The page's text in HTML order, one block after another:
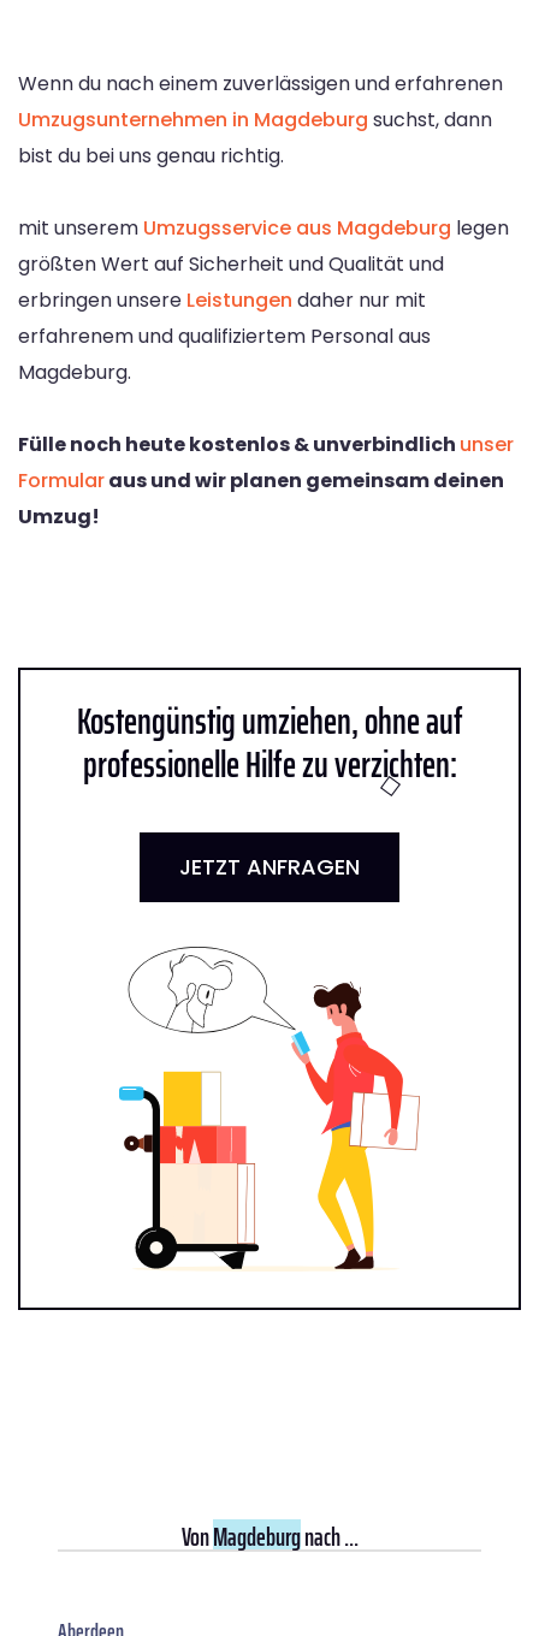
Wenn du nach einem zuverlässigen und erfahrenen
Umzugsunternehmen in Magdeburg suchst, dann
bist du bei uns genau richtig.
mit unserem Umzugsservice aus Magdeburg legen
größten Wert auf Sicherheit und Qualität und
erbringen unsere Leistungen daher nur mit
erfahrenem und qualifiziertem Personal aus
Magdeburg.
Fülle noch heute kostenlos & unverbindlich unser
Formularaus und wir planen gemeinsam deinen
Umzug!
Kostengünstig umziehen, ohne auf
professionelle Hilfe zu verzichten:
JETZT ANFRAGEN
VonMagdeburgnach ...